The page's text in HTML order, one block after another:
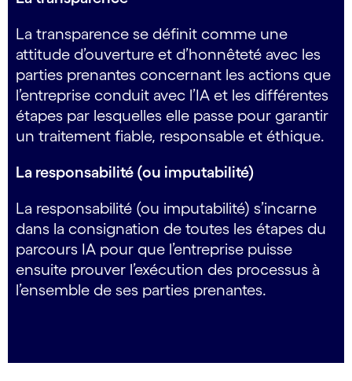
La transparence se définit comme une
attitude d’ouverture et d’honnêteté avec les
parties prenantes concernant les actions que
l’entreprise conduit avec l’IA et les différentes
étapes par lesquelles elle passe pour garantir
un traitement fiable, responsable et éthique.
La responsabilité (ou imputabilité)
La responsabilité (ou imputabilité) s’incarne
dans la consignation de toutes les étapes du
parcours IA pour que l’entreprise puisse
ensuite prouver l’exécution des processus à
l’ensemble de ses parties prenantes.